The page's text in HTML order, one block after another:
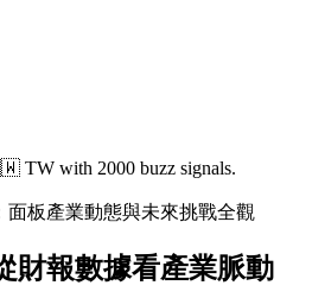
TW with 2000 buzz signals.
面板產業動態與未來挑戰全觀
財報數據看產業脈動